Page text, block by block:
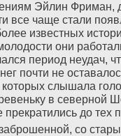
Эйлин Фриман,
все чаще стали
известных
они
период неудач,
почти не
слышала
в северной
прекратились до тех
со